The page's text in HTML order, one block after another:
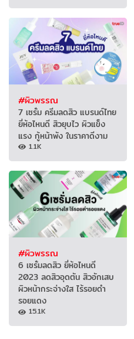
#ผิวพรรณ
7 เซรั่ม ครีมลดสิว แบรนด์ไทย
ยี่ห้อไหนดี สิวยุบไว ผิวแข็ง
แรง กู้หน้าพัง ในราคาดีงาม
1.1K
#ผิวพรรณ
6 เซรั่มลดสิว ยี่ห้อไหนดี
2023 ลดสิวอุดตัน สิวอักเสบ
ผิวหน้ากระจ่างใส ไร้รอยดำ
รอยแดง
15.1K